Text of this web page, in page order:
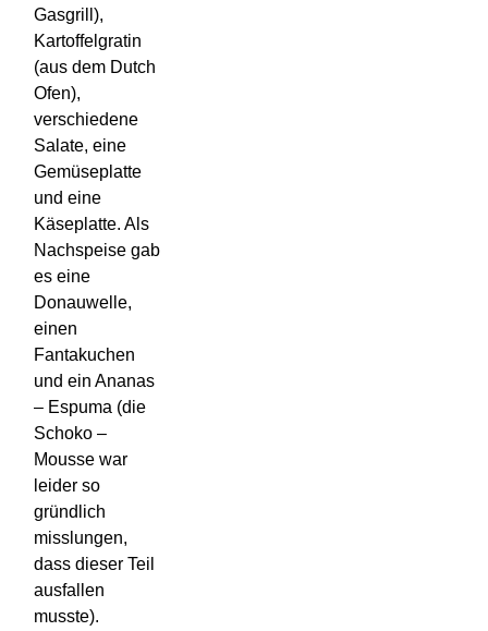
Gasgrill),
Kartoffelgratin
(aus dem Dutch
Ofen),
verschiedene
Salate, eine
Gemüseplatte
und eine
Käseplatte. Als
Nachspeise gab
es eine
Donauwelle,
einen
Fantakuchen
und ein Ananas
– Espuma (die
Schoko –
Mousse war
leider so
gründlich
misslungen,
dass dieser Teil
ausfallen
musste).